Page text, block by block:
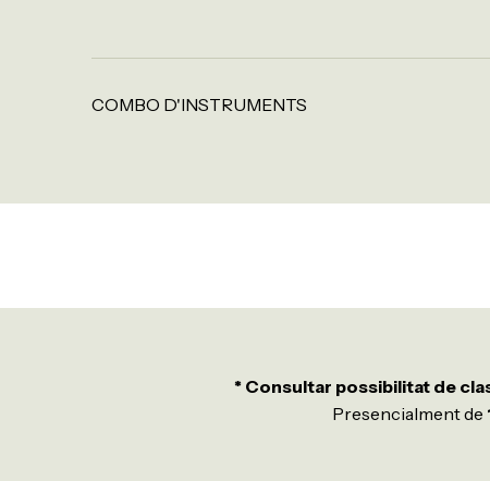
COMBO D'INSTRUMENTS
* Consultar possibilitat de
Presencialment de